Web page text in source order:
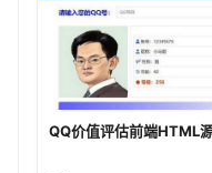
QQ价值评估前端HTML